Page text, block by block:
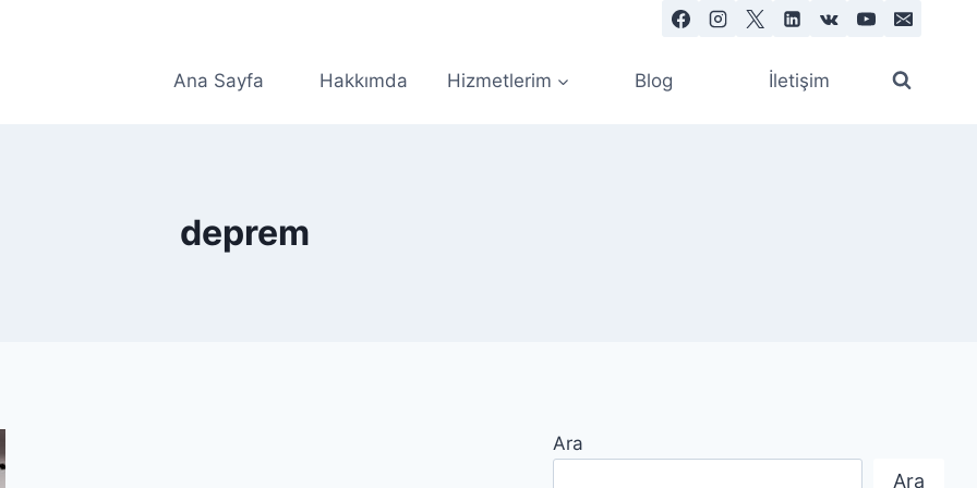
Ana Sayfa Hakkımda Hizmetlerim Blog İletişim
deprem
Ara
Ara